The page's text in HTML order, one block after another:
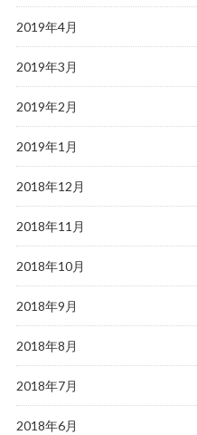
2019年4月
2019年3月
2019年2月
2019年1月
2018年12月
2018年11月
2018年10月
2018年9月
2018年8月
2018年7月
2018年6月